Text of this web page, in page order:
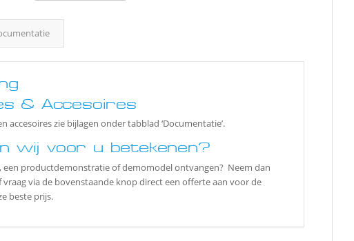
& Accesoires
accesoires zie bijlagen onder tabblad ‘Documentatie’.
wij voor u betekenen?
een productdemonstratie of demomodel ontvangen? Neem dan
vraag via de bovenstaande knop direct een offerte aan voor de
beste prijs.